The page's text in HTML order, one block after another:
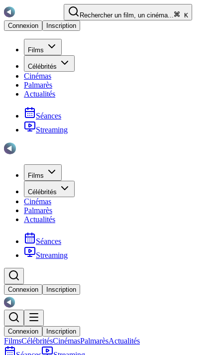
Rechercher un film, un cinéma...
K
Connexion
Inscription
Films
Célébrités
Cinémas
Palmarès
Actualités
Séances
Streaming
Films
Célébrités
Cinémas
Palmarès
Actualités
Séances
Streaming
Connexion Inscription
Connexion Inscription
FilmsCélébritésCinémasPalmarèsActualités